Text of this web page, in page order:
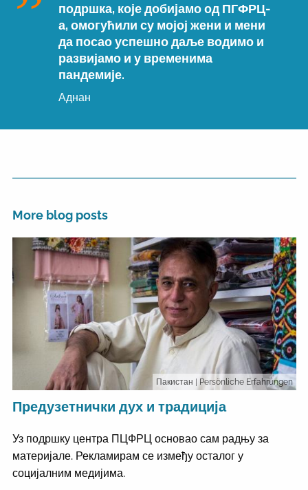
подршка, које добијамо од ПГФРЦ-
а, омогућили су мојој жени и мени
да посао успешно даље водимо и
развијамо и у временима
пандемије.
Аднан
More blog posts
Пакистан | Persönliche Erfahrungen
Предузетнички дух и традиција
Уз подршку центра ПЦФРЦ основао сам радњу за
материјале. Рекламирам се између осталог у
социјалним медијима.